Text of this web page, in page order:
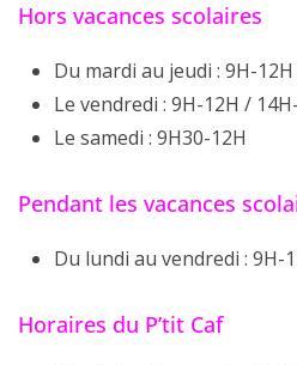
Hors vacances scolaires
Du mardi au jeudi : 9H-
Le vendredi : 9H-12H /
Le samedi : 9H30-12H
Pendant les vacances
Du lundi au vendredi : 9H-
Horaires du P’tit Caf